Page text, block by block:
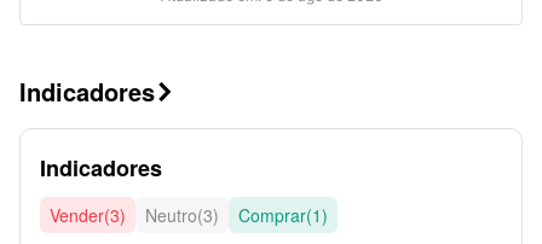
Indicadores
Indicadores
Vender(3) Neutro(3) Comprar(1)